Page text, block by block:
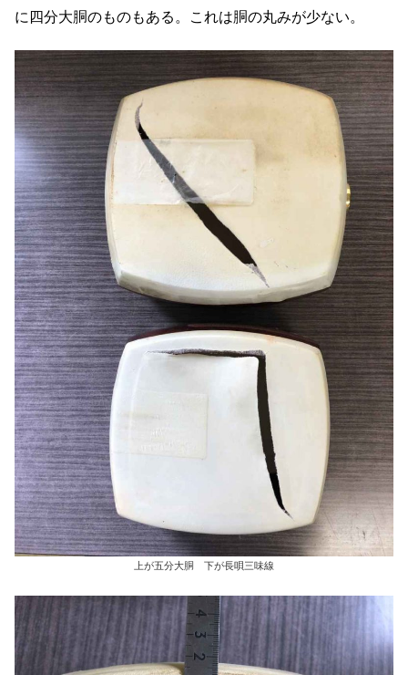
に四分大胴のものもある。これは胴の丸みが少ない。
上が五分大胴 下が長唄三味線